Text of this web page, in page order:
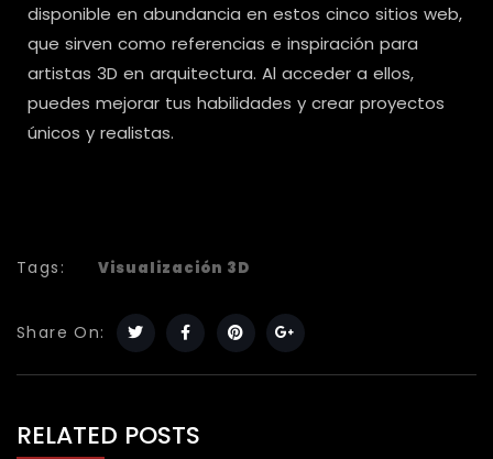
disponible en abundancia en estos cinco sitios web,
que sirven como referencias e inspiración para
artistas 3D en arquitectura. Al acceder a ellos,
puedes mejorar tus habilidades y crear proyectos
únicos y realistas.
Tags: Visualización 3D
Share On:
RELATED POSTS